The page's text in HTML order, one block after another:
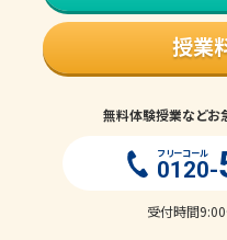
授業
無料体験授業などお
フリーコール
0120-
受付時間